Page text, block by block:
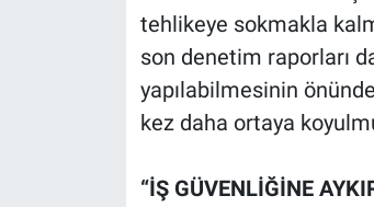
tehlikeye sokmakla
son denetim raporları
yapılabilmesinin
kez daha ortaya
“İŞ GÜVENLİĞİNE